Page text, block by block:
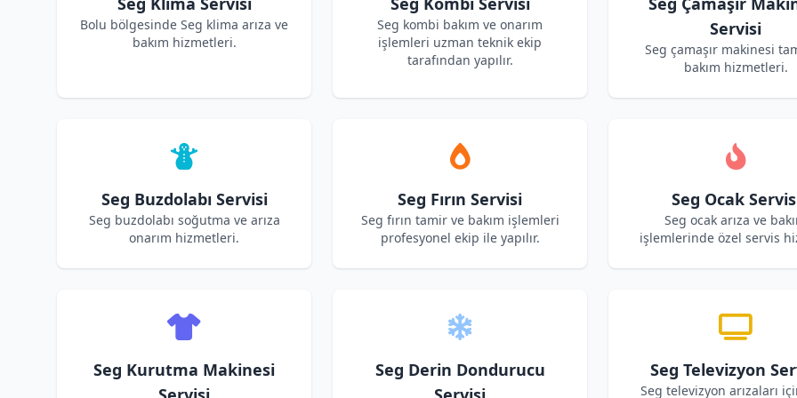
Bolu bölgesinde Seg klima arıza ve
bakım hizmetleri.
Seg kombi bakım ve onarım
işlemleri uzman teknik ekip
tarafından yapılır.
Servisi
Seg çamaşır makinesi
bakım hizmetleri.
Seg Buzdolabı Servisi
Seg buzdolabı soğutma ve arıza
onarım hizmetleri.
Seg Fırın Servisi
Seg fırın tamir ve bakım işlemleri
profesyonel ekip ile yapılır.
Seg Ocak
Seg ocak arıza ve
işlemlerinde özel servis
Seg Kurutma Makinesi
Seg Derin Dondurucu
Seg Televizyon
Seg televizyon arızaları